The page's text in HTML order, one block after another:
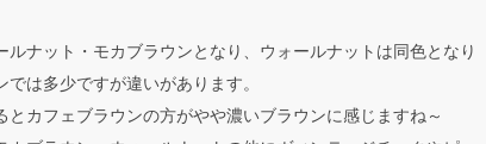
ナット・モカブラウンとなり、ウォールナットは同色となり
は多少ですが違いがあります。
カフェブラウンの方がやや濃いブラウンに感じますね～